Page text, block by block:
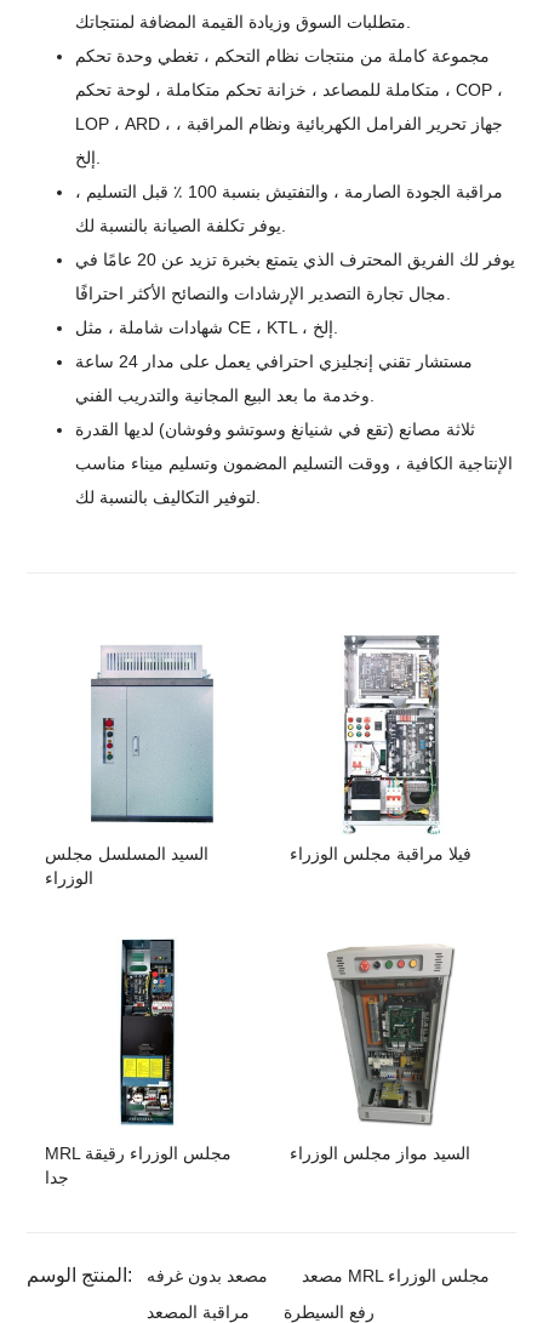
مجموعة كاملة من منتجات نظام التحكم ، تغطي وحدة تحكم
متكاملة للمصاعد ، خزانة تحكم متكاملة ، لوحة تحكم ، COP ،
LOP ، ARD ، جهاز تحرير الفرامل الكهربائية ونظام المراقبة ،
مراقبة الجودة الصارمة ، والتفتيش بنسبة 100 ٪ قبل التسليم ،
يوفر لك الفريق المحترف الذي يتمتع بخبرة تزيد عن 20 عامًا في
مستشار تقني إنجليزي احترافي يعمل على مدار 24 ساعة
ثلاثة مصانع (تقع في شنيانغ وسوتشو وفوشان) لديها القدرة
الإنتاجية الكافية ، ووقت التسليم المضمون وتسليم ميناء مناسب
السيد المسلسل مجلس
الوزراء
فيلا مراقبة مجلس الوزراء
MRL مجلس الوزراء رقيقة
جدا
السيد مواز مجلس الوزراء
المنتج الوسم: مصعد بدون غرفه
مصعد MRL مجلس الوزراء
مراقبة المصعد
رفع السيطرة